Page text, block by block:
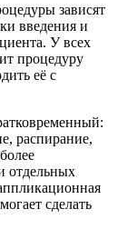
зависят
введения и
У всех
процедуру
её с
распирание,
отдельных
сделать